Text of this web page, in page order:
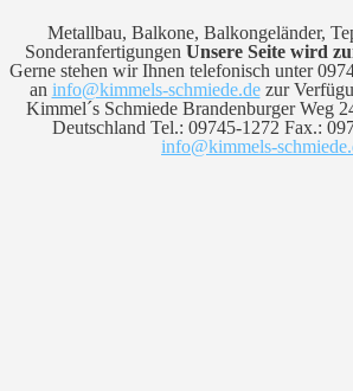
Metallbau, Balkone, Balkongeländer,
Sonderanfertigungen Unsere Seite wird
Gerne stehen wir Ihnen telefonisch unter
an info@kimmels-schmiede.dezur
Kimmel´s Schmiede Brandenburger Weg
Deutschland Tel.: 09745-1272 Fax.:
info@kimmels-